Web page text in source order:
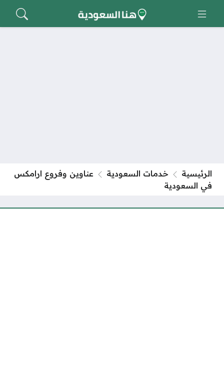
الرئيسية خدمات السعودية
عناوين وفروع ارامكس
في السعودية